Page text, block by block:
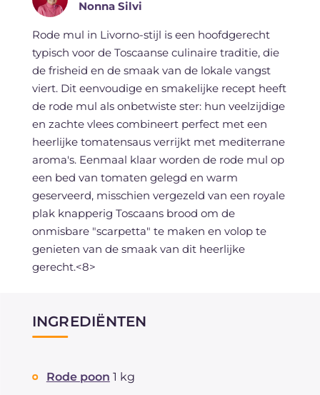
Nonna Silvi
Rode mul in Livorno-stijl is een hoofdgerecht
typisch voor de Toscaanse culinaire traditie, die
de frisheid en de smaak van de lokale vangst
viert. Dit eenvoudige en smakelijke recept heeft
de rode mul als onbetwiste ster: hun veelzijdige
en zachte vlees combineert perfect met een
heerlijke tomatensaus verrijkt met mediterrane
aroma's. Eenmaal klaar worden de rode mul op
een bed van tomaten gelegd en warm
geserveerd, misschien vergezeld van een royale
plak knapperig Toscaans brood om de
onmisbare "scarpetta" te maken en volop te
genieten van de smaak van dit heerlijke
gerecht.<8>
INGREDIËNTEN
Rode poon 1 kg